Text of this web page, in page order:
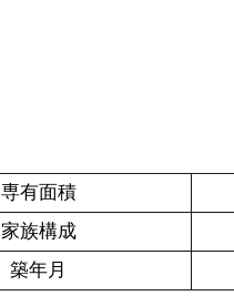
専有面積
家族構成
築年月